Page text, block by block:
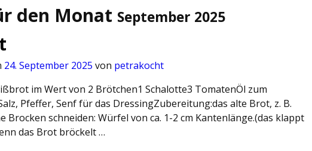
den Monat September 2025
24. September 2025 von petrakocht
im Wert von 2 Brötchen1 Schalotte3 TomatenÖl zum
Pfeffer, Senf für das DressingZubereitung:das alte Brot, z. B.
Brocken schneiden: Würfel von ca. 1-2 cm Kantenlänge.(das klappt
das Brot bröckelt …